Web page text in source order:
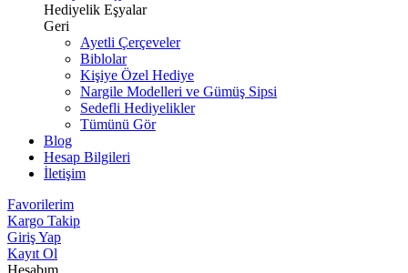
Hediyelik Eşyalar
Geri
Ayetli Çerçeveler
Biblolar
Kişiye Özel Hediye
Nargile Modelleri ve Gümüş Sipsi
Sedefli Hediyelikler
Tümünü Gör
Blog
Hesap Bilgileri
İletişim
Favorilerim
Kargo Takip
Giriş Yap
Kayıt Ol
Hesabım